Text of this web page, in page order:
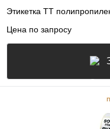
Этикетка ТТ
Цена по запросу